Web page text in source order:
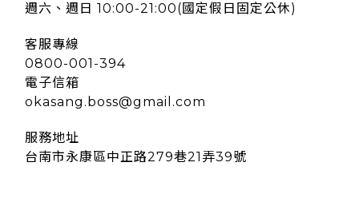
週六、週日 10:00-21:00(國定假日固定公休)
客服專線
0800-001-394
電子信箱
okasang.boss@gmail.com
服務地址
台南市永康區中正路279巷21弄39號